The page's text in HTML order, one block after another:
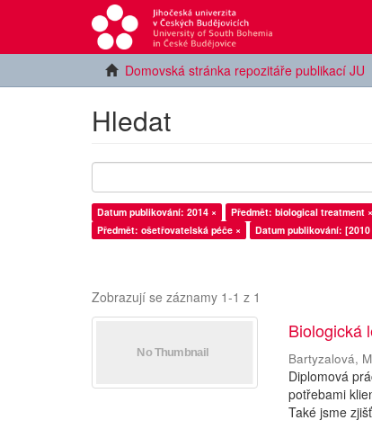
Domovská stránka repozitáře publikací JU
Hledat
Datum publikování: 2014 × Předmět: biological treatment ×
Předmět: ošetřovatelská péče ×
Datum publikování: [2010
Zobrazují se záznamy 1-1 z 1
Biologická
Bartyzalová,
Diplomová
potřebami
Také jsme